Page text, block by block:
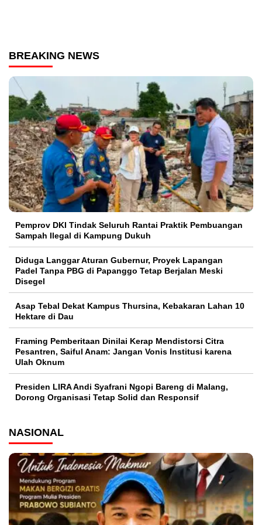
BREAKING NEWS
Pemprov DKI Tindak Seluruh Rantai Praktik Pembuangan
Sampah Ilegal di Kampung Dukuh
Diduga Langgar Aturan Gubernur, Proyek Lapangan
Padel Tanpa PBG di Papanggo Tetap Berjalan Meski
Disegel
Asap Tebal Dekat Kampus Thursina, Kebakaran Lahan 10
Hektare di Dau
Framing Pemberitaan Dinilai Kerap Mendistorsi Citra
Pesantren, Saiful Anam: Jangan Vonis Institusi karena
Ulah Oknum
Presiden LIRA Andi Syafrani Ngopi Bareng di Malang,
Dorong Organisasi Tetap Solid dan Responsif
NASIONAL